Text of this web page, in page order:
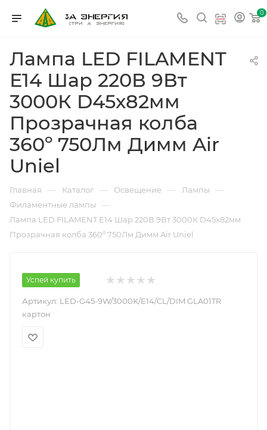
0
Лампа LED FILAMENT
Е14 Шар 220В 9Вт
3000К D45х82мм
Прозрачная колба
360º 750Лм Димм Air
Uniel
Главная — Каталог — Освещение — Лампы —
Филаментные лампы —
Лампа LED FILAMENT Е14 Шар 220В 9Вт 3000К D45х82мм
Прозрачная колба 360º 750Лм Димм Air Uniel
Успей купить
Артикул: LED-G45-9W/3000K/E14/CL/DIM GLA01TR
картон